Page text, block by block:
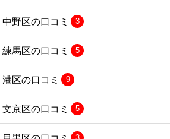
中野区の口コミ 3
練馬区の口コミ 5
港区の口コミ 9
文京区の口コミ 5